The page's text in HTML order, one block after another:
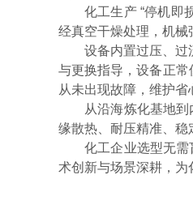
化工生产 “停机即
经真空干燥处理，机械
设备内置过压、过
与更换指导，设备正常
从未出现故障，维护
从沿海炼化基地
缘散热、耐压精准、稳
化工企业选型无
术创新与场景深耕，为